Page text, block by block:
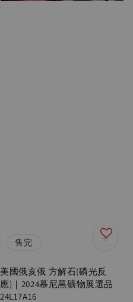
售完
美國俄亥俄 方解石(磷光反
應)｜2024慕尼黑礦物展選品
24L17A16